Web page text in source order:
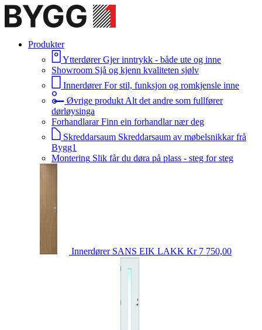
Produkter
Ytterdører Gjer inntrykk - både ute og inne
Showroom Sjå og kjenn kvaliteten sjølv
Innerdører For stil, funksjon og romkjensle inne
Øvrige produkt Alt det andre som fullfører
dørløysinga
Forhandlarar Finn ein forhandlar nær deg
Skreddarsaum Skreddarsaum av møbelsnikkar frå
Bygg1
Montering Slik får du døra på plass - steg for steg
Innerdører SANS EIK LAKK Kr 7 750,00